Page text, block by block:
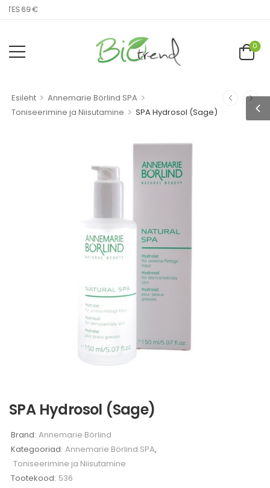
69 €
0
Esileht > Annemarie Börlind SPA >
Toniseerimine ja Niisutamine > SPA Hydrosol (Sage)
SPA Hydrosol (Sage)
Brand: Annemarie Börlind
Kategooriad: Annemarie Börlind SPA,
Toniseerimine ja Niisutamine
Tootekood: 536